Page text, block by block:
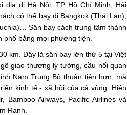
địa đi Hà Nội, TP Hồ Chí Minh, Hải
có thể bay đi Bangkok (Thái Lan),
Sân bay cách trung tâm thành
bằng mọi phương tiện.
km. Đây là sân bay lớn thứ 5 tại Việt
giao thương lý tưởng, cầu nối quan
Nam Trung Bộ thuận tiện hơn, mà
kinh tế - xã hội của cả vùng. Hiện
Bamboo Airways, Pacific Airlines và
Ranh.